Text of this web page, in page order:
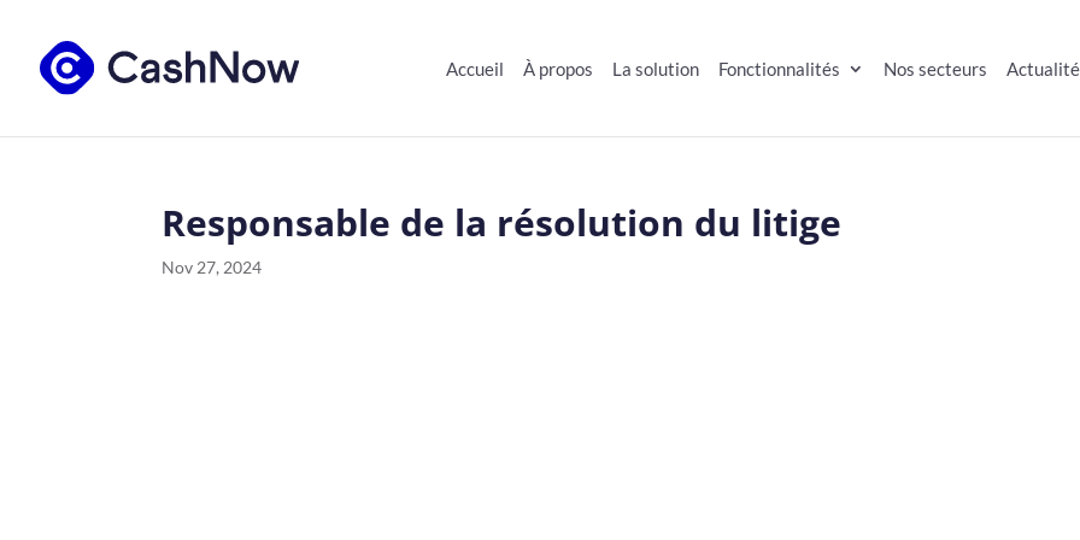
Accueil À propos La solution Fonctionnalités Nos secteurs
Responsable de la résolution du litige
Nov 27, 2024